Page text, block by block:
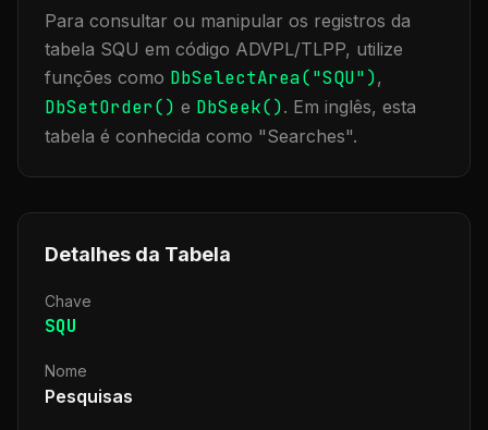
Para consultar ou manipular os registros da
tabela SQU em código ADVPL/TLPP, utilize
funções como DbSelectArea("SQU"),
DbSetOrder() e DbSeek(). Em inglês, esta
tabela é conhecida como "Searches".
Detalhes da Tabela
Chave
SQU
Nome
Pesquisas